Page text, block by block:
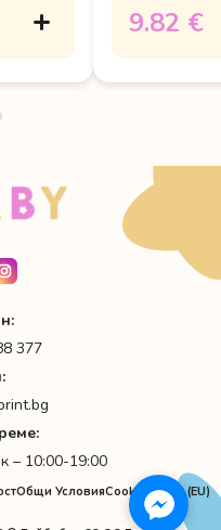
9.82 €
377
– 10:00-19:00
Общи УсловияCookie Policy (EU)